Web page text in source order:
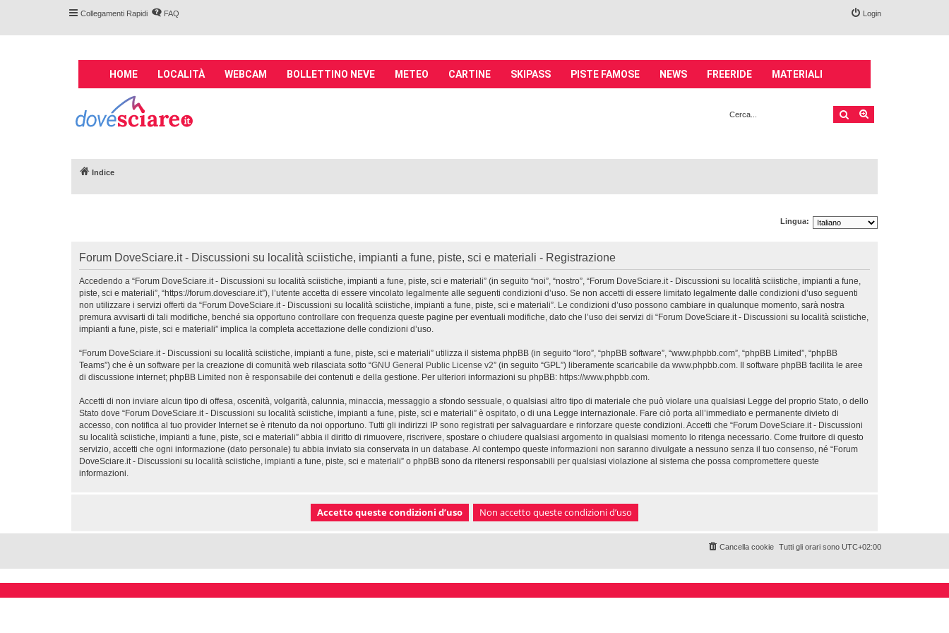
Collegamenti Rapidi FAQ Login
M
n
n
v
i
g
o
n
HOME LOCALITÀ WEBCAM BOLLETTINO NEVE METEO CARTINE SKIPASS PISTE FAMOSE NEWS FREERIDE MATERIALI
Cerca
Indice
Lingua:
Forum DoveSciare.it - Discussioni su località sciistiche, impianti a fune, piste, sci e materiali - Registrazione
Accedendo a “Forum DoveSciare.it - Discussioni su località sciistiche, impianti a fune, piste, sci e materiali” (in seguito “noi”, “nostro”, “Forum DoveSciare.it - Discussioni su località sciistiche, impianti a fune,
piste, sci e materiali”, “https://forum.dovesciare.it”), l’utente accetta di essere vincolato legalmente alle seguenti condizioni d’uso. Se non accetti di essere limitato legalmente dalle condizioni d’uso seguenti
non utilizzare i servizi offerti da “Forum DoveSciare.it - Discussioni su località sciistiche, impianti a fune, piste, sci e materiali”. Le condizioni d’uso possono cambiare in qualunque momento, sarà nostra
premura avvisarti di tali modifiche, benché sia opportuno controllare con frequenza queste pagine per eventuali modifiche, dato che l’uso dei servizi di “Forum DoveSciare.it - Discussioni su località sciistiche,
impianti a fune, piste, sci e materiali” implica la completa accettazione delle condizioni d’uso.
“Forum DoveSciare.it - Discussioni su località sciistiche, impianti a fune, piste, sci e materiali” utilizza il sistema phpBB (in seguito “loro”, “phpBB software”, “www.phpbb.com”, “phpBB Limited”, “phpBB
Teams”) che è un software per la creazione di comunità web rilasciata sotto “GNU General Public License v2” (in seguito “GPL”) liberamente scaricabile da www.phpbb.com. Il software phpBB facilita le aree
di discussione internet; phpBB Limited non è responsabile dei contenuti e della gestione. Per ulteriori informazioni su phpBB: https://www.phpbb.com.
Accetti di non inviare alcun tipo di offesa, oscenità, volgarità, calunnia, minaccia, messaggio a sfondo sessuale, o qualsiasi altro tipo di materiale che può violare una qualsiasi Legge del proprio Stato, o dello
Stato dove “Forum DoveSciare.it - Discussioni su località sciistiche, impianti a fune, piste, sci e materiali” è ospitato, o di una Legge internazionale. Fare ciò porta all’immediato e permanente divieto di
accesso, con notifica al tuo provider Internet se è ritenuto da noi opportuno. Tutti gli indirizzi IP sono registrati per salvaguardare e rinforzare queste condizioni. Accetti che “Forum DoveSciare.it - Discussioni
su località sciistiche, impianti a fune, piste, sci e materiali” abbia il diritto di rimuovere, riscrivere, spostare o chiudere qualsiasi argomento in qualsiasi momento lo ritenga necessario. Come fruitore di questo
servizio, accetti che ogni informazione (dato personale) tu abbia inviato sia conservata in un database. Al contempo queste informazioni non saranno divulgate a nessuno senza il tuo consenso, né “Forum
DoveSciare.it - Discussioni su località sciistiche, impianti a fune, piste, sci e materiali” o phpBB sono da ritenersi responsabili per qualsiasi violazione al sistema che possa compromettere queste
informazioni.
Tutti gli orari sono UTC+02:00
Cancella cookie